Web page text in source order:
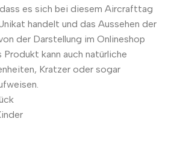
es sich bei diesem Aircrafttag
handelt und das Aussehen der
der Darstellung im Onlineshop
Produkt kann auch natürliche
Kratzer oder sogar